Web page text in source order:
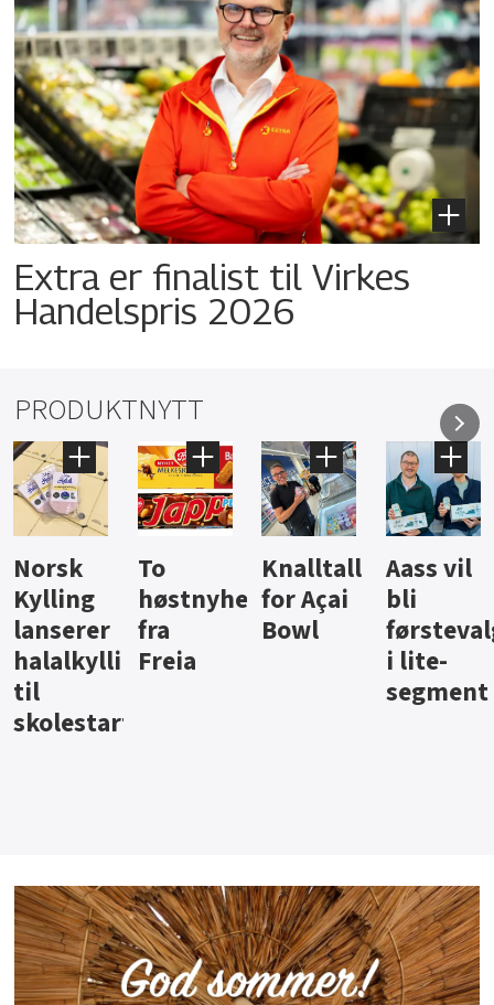
Extra er finalist til Virkes
Handelspris 2026
PRODUKTNYTT
Knalltall
for Açai
Bowl
Aass vil
bli
førstevalg
i lite-
Brus og
jus fra
Berentsen
Hard
iste fra
Hansa